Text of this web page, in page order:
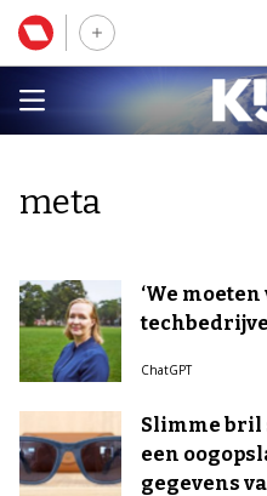
meta
‘We
ChatGPT
Slimme bril
een
gegevens